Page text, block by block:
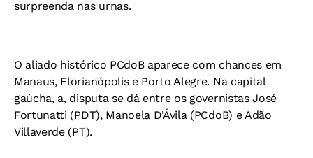
surpreenda nas urnas.
O aliado histórico PCdoB aparece com chances em
Manaus, Florianópolis e Porto Alegre. Na capital
gaúcha, a, disputa se dá entre os governistas José
Fortunatti (PDT), Manoela D'Ávila (PCdoB) e Adão
Villaverde (PT).